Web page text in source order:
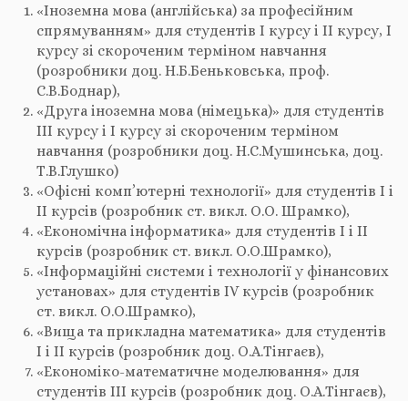
«Іноземна мова (англійська) за професійним
спрямуванням» для студентів I курсу і II курсу, I
курсу зі скороченим терміном навчання
(розробники доц. Н.Б.Беньковська, проф.
С.В.Боднар),
«Друга іноземна мова (німецька)» для студентів
III курсу і I курсу зі скороченим терміном
навчання (розробники доц. Н.С.Мушинська, доц.
Т.В.Глушко)
«Офісні комп’ютерні технології» для студентів I і
II курсів (розробник ст. викл. О.О. Шрамко),
«Економічна інформатика» для студентів I і II
курсів (розробник ст. викл. О.О.Шрамко),
«Інформаційні системи і технології у фінансових
установах» для студентів IV курсів (розробник
ст. викл. О.О.Шрамко),
«Вища та прикладна математика» для студентів
I і II курсів (розробник доц. О.А.Тінгаєв),
«Економіко-математичне моделювання» для
студентів III курсів (розробник доц. О.А.Тінгаєв),